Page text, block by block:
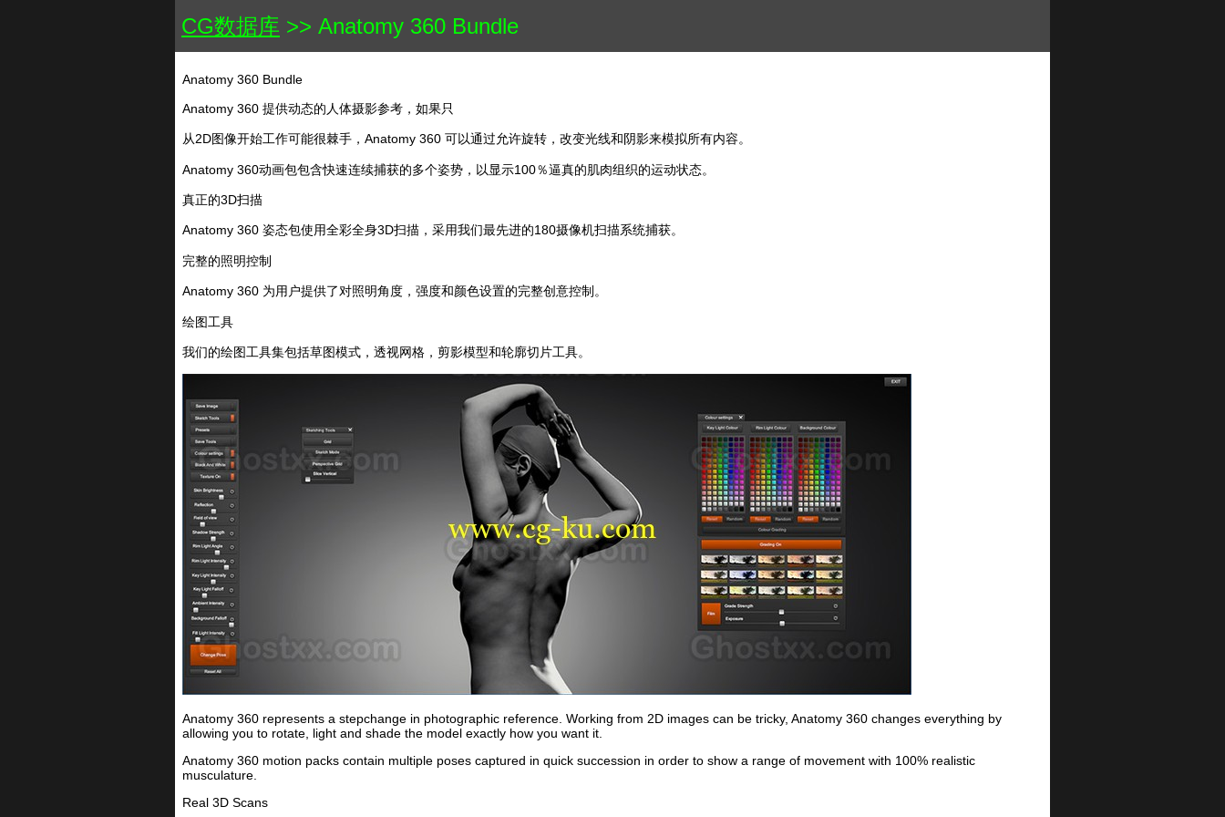
CG数据库 >> Anatomy 360 Bundle
Anatomy 360 Bundle
Anatomy 360 提供动态的人体摄影参考，如果只
从2D图像开始工作可能很棘手，Anatomy 360 可以通过允许旋转，改变光线和阴影来模拟所有内容。
Anatomy 360动画包包含快速连续捕获的多个姿势，以显示100％逼真的肌肉组织的运动状态。
真正的3D扫描
Anatomy 360 姿态包使用全彩全身3D扫描，采用我们最先进的180摄像机扫描系统捕获。
完整的照明控制
Anatomy 360 为用户提供了对照明角度，强度和颜色设置的完整创意控制。
绘图工具
我们的绘图工具集包括草图模式，透视网格，剪影模型和轮廓切片工具。
Anatomy 360 represents a stepchange in photographic reference. Working from 2D images can be tricky, Anatomy 360 changes everything by
allowing you to rotate, light and shade the model exactly how you want it.
Anatomy 360 motion packs contain multiple poses captured in quick succession in order to show a range of movement with 100% realistic
musculature.
Real 3D Scans